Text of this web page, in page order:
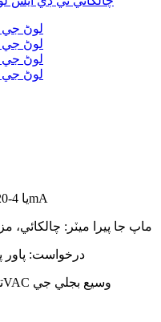
★ پروٽوڪول: Modbus RTU RS485 يا 4-20mA
★ ماپ جا پيرا ميٽر:
★ درخواست: پاور